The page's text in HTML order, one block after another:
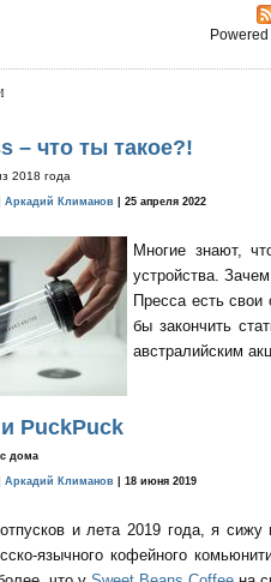
Powered
– что ты такое?!
2018 года
Аркадий Климанов | 25 апреля 2022
Многие знают,
устройства.
Пресса есть
бы закончить
австралийским
PuckPuck
дома
Аркадий Климанов | 18 июня 2019
и лета 2019 года, я
язычного кофейного